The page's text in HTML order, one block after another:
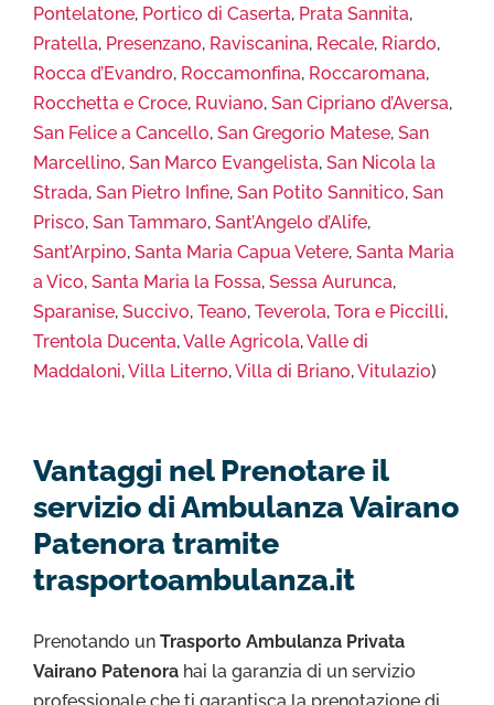
Pontelatone, Portico di Caserta, Prata Sannita,
Pratella, Presenzano, Raviscanina, Recale, Riardo,
Rocca d’Evandro, Roccamonfina, Roccaromana,
Rocchetta e Croce, Ruviano, San Cipriano d’Aversa,
San Felice a Cancello, San Gregorio Matese, San
Marcellino, San Marco Evangelista, San Nicola la
Strada, San Pietro Infine, San Potito Sannitico, San
Prisco, San Tammaro, Sant’Angelo d’Alife,
Sant’Arpino, Santa Maria Capua Vetere, Santa Maria
a Vico, Santa Maria la Fossa, Sessa Aurunca,
Sparanise, Succivo, Teano, Teverola, Tora e Piccilli,
Trentola Ducenta,Valle Agricola,Valle di
Maddaloni,Villa Literno,Villa di Briano,Vitulazio)
Vantaggi nel Prenotare il
servizio di Ambulanza Vairano
Patenora tramite
trasportoambulanza.it
Prenotando un Trasporto Ambulanza Privata
Vairano Patenora hai la garanzia di un servizio